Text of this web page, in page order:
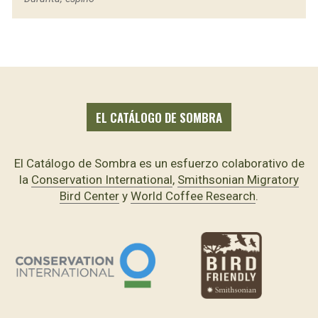
EL CATÁLOGO DE SOMBRA
El Catálogo de Sombra es un esfuerzo colaborativo de
la Conservation International, Smithsonian Migratory
Bird Center y World Coffee Research.